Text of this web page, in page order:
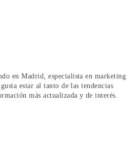
en Madrid, especialista en marketing
estar al tanto de las tendencias
más actualizada y de interés.